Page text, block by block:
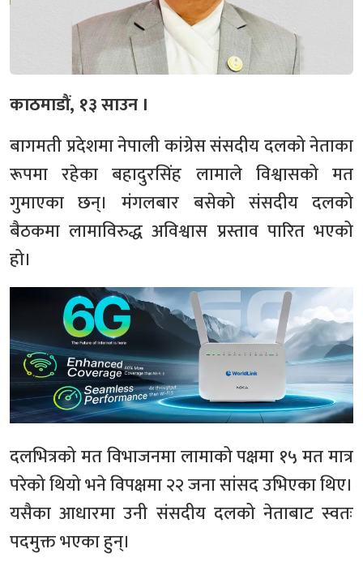
काठमाडौं, १३ साउन ।
बागमती प्रदेशमा नेपाली कांग्रेस संसदीय दलको नेताका
रूपमा रहेका बहादुरसिंह लामाले विश्वासको मत
गुमाएका छन्। मंगलबार बसेको संसदीय दलको
बैठकमा लामाविरुद्ध अविश्वास प्रस्ताव पारित भएको
हो।
दलभित्रको मत विभाजनमा लामाको पक्षमा १५ मत मात्र
परेको थियो भने विपक्षमा २२ जना सांसद उभिएका थिए।
यसैका आधारमा उनी संसदीय दलको नेताबाट स्वतः
पदमुक्त भएका हुन्।